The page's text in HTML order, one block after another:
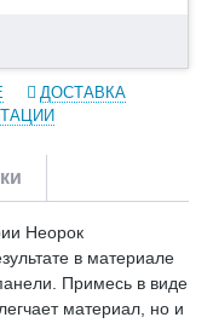
ДОСТАВКА
Неорок
в материале
Примесь в виде
материал, но и